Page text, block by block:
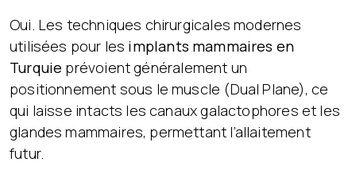
Oui. Les techniques chirurgicales modernes
utilisées pour les implants mammaires en
Turquie prévoient généralement un
positionnement sous le muscle (Dual Plane), ce
qui laisse intacts les canaux galactophores et les
glandes mammaires, permettant l’allaitement
futur.